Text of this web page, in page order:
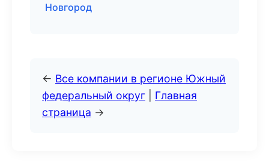
Новгород
← Все компании в регионе Южный
федеральный округ
Главная
страница →